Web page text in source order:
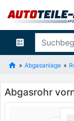
ballot
Abgasanlage
Abgasrohr